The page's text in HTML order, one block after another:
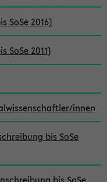
SoSe 2016)
SoSe 2011)
innen
bis SoSe